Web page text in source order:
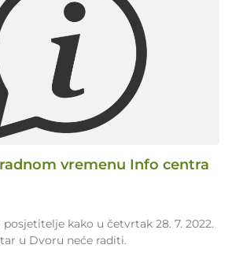
vremenu Info centra
kako u četvrtak 28. 7. 2022.
u Dvoru neće raditi.